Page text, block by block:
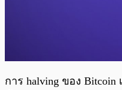
การ halving ของ